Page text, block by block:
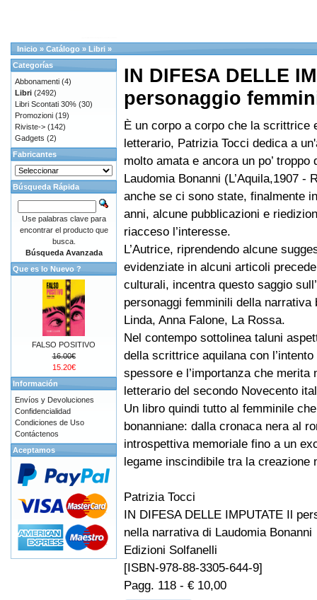
Inicio » Catálogo » Libri »
IN DIFESA DELLE
personaggio
È un corpo a corpo che la scrittrice
letterario, Patrizia Tocci dedica a
molto amata e ancora un po’ troppo
Laudomia Bonanni (L’Aquila,1907 -
anche se ci sono state, finalmente
anni, alcune pubblicazioni e
riacceso l’interesse.
L’Autrice, riprendendo alcune
evidenziate in alcuni articoli
culturali, incentra questo saggio
personaggi femminili della narrativa
Linda, Anna Falone, La Rossa.
Nel contempo sottolinea taluni
della scrittrice aquilana con
spessore e l’importanza che merita
letterario del secondo Novecento
Un libro quindi tutto al femminile
bonanniane: dalla cronaca nera al
introspettiva memoriale fino a un
legame inscindibile tra la
Patrizia Tocci
IN DIFESA DELLE IMPUTATE Il
nella narrativa di Laudomia Bonanni
Edizioni Solfanelli
[ISBN-978-88-3305-644-9]
Pagg. 118 - € 10,00
Categorías
Abbonamenti (4)
Libri (2492)
Libri Scontati 30% (30)
Promozioni (19)
Riviste-> (142)
Gadgets (2)
Fabricantes
Búsqueda Rápida
Use palabras clave para
encontrar el producto que
busca.
Búsqueda Avanzada
Que es lo Nuevo ?
FALSO POSITIVO
16.00€
15.20€
Información
Envíos y Devoluciones
Confidencialidad
Condiciones de Uso
Contáctenos
Aceptamos